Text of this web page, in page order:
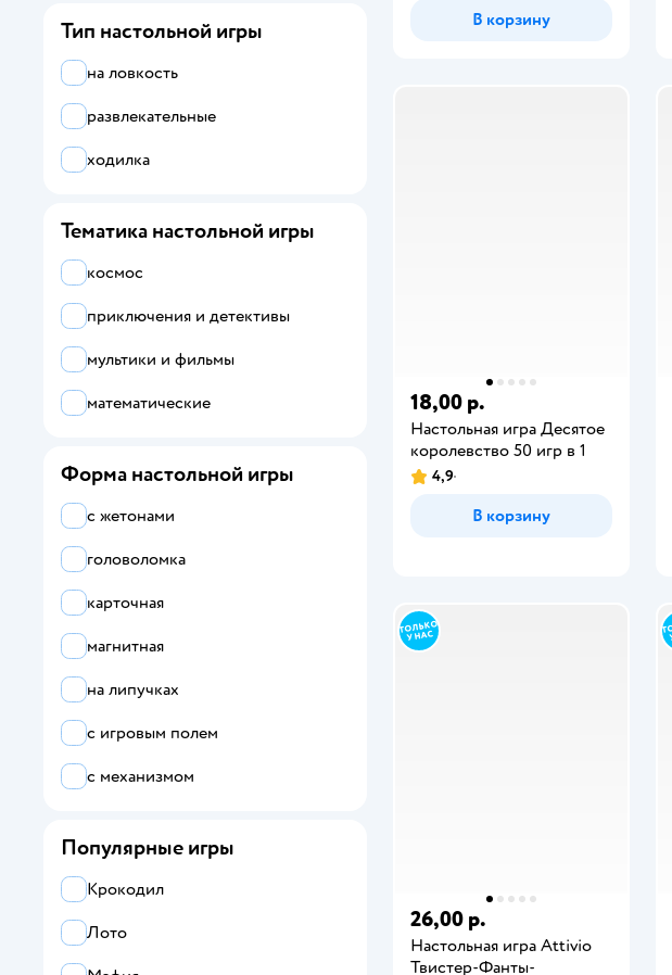
В корзину
18,00 р.
Настольная игра Десятое
королевство 50 игр в 1
4,9
В корзину
26,00 р.
Настольная игра Attivio
Твистер-Фанты-
Attivio
DREAM MAKERS
Far far land
Hasbro Gaming
TomToyer
Десятое королевство
Звезда
Стиль Жизни
Умные игры
Тип настольной игры
на ловкость
развлекательные
ходилка
Тематика настольной игры
космос
приключения и детективы
мультики и фильмы
математические
Форма настольной игры
с жетонами
головоломка
карточная
магнитная
на липучках
с игровым полем
с механизмом
Популярные игры
Крокодил
Лото